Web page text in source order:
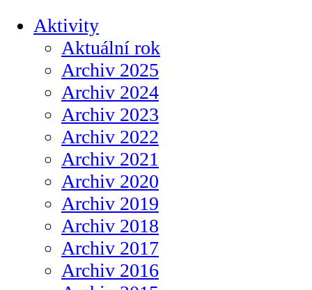
Aktivity
Aktuální rok
Archiv 2025
Archiv 2024
Archiv 2023
Archiv 2022
Archiv 2021
Archiv 2020
Archiv 2019
Archiv 2018
Archiv 2017
Archiv 2016